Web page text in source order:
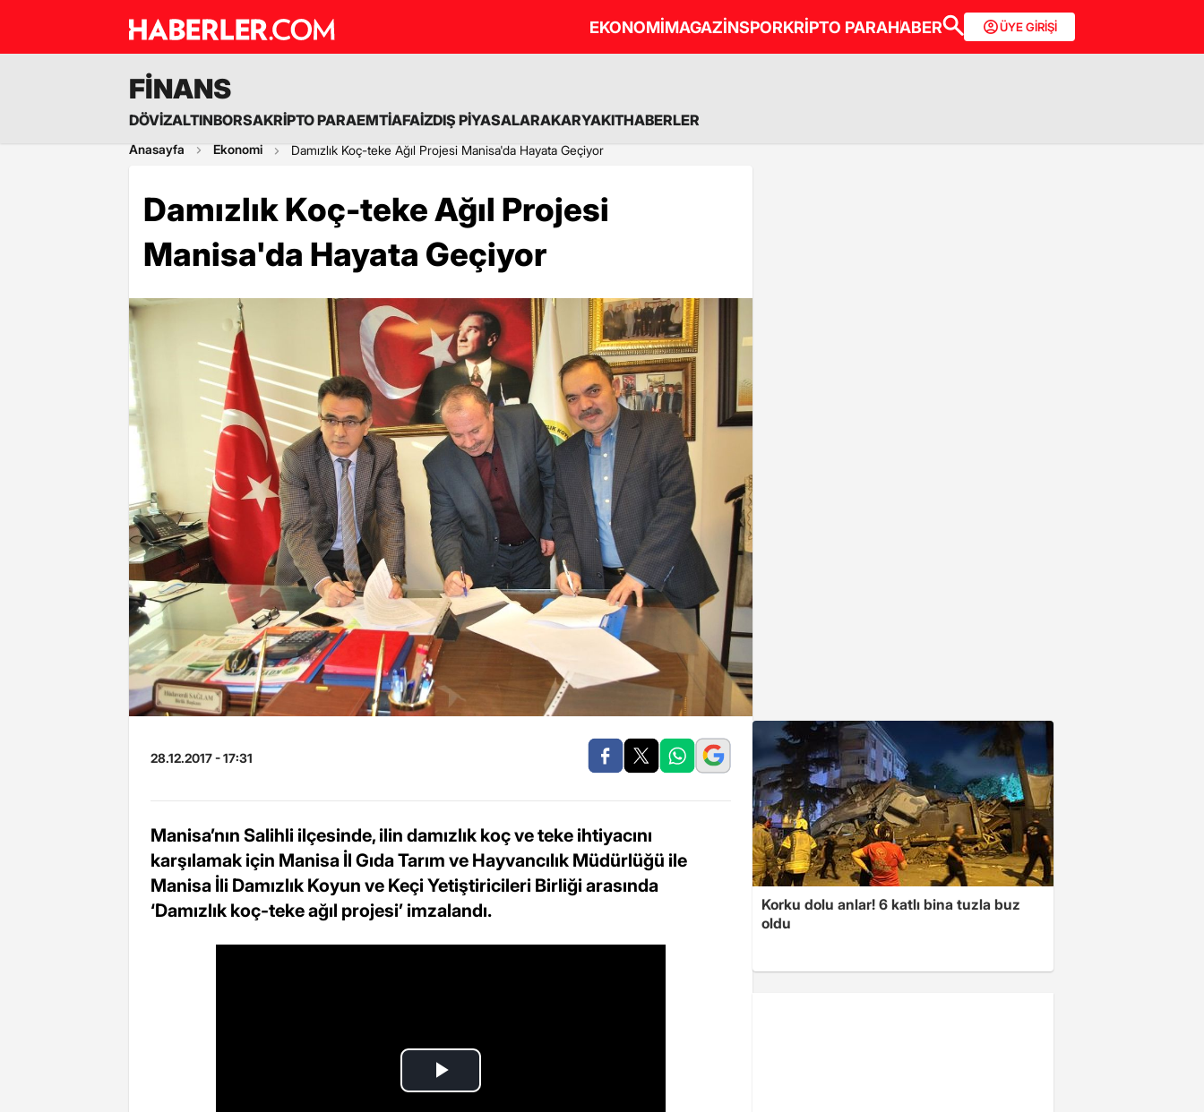
EKONOMİMAGAZİNSPORKRİPTO PARAHABER ÜYE GİRİŞİ
FİNANS
DÖVİZALTINBORSAKRİPTO PARAEMTİAFAİZDIŞ PİYASALARAKARYAKITHABERLER
Anasayfa Ekonomi Damızlık Koç-teke Ağıl Projesi Manisa'da Hayata Geçiyor
Damızlık Koç-teke Ağıl Projesi
Manisa'da Hayata Geçiyor
28.12.2017 - 17:31
Manisa’nın Salihli ilçesinde, ilin damızlık koç ve teke ihtiyacını
karşılamak için Manisa İl Gıda Tarım ve Hayvancılık Müdürlüğü ile
Manisa İli Damızlık Koyun ve Keçi Yetiştiricileri Birliği arasında
‘Damızlık koç-teke ağıl projesi’ imzalandı.
Korku dolu anlar! 6 katlı bina tuzla buz
oldu